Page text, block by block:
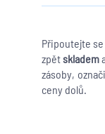
Připoutejte
zpětskladem
zásoby,
ceny dolů.